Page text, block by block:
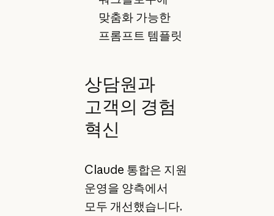
맞춤화 가능한
프롬프트 템플릿
상담원과
고객의 경험
혁신
Claude 통합은 지원
운영을 양측에서
모두 개선했습니다.